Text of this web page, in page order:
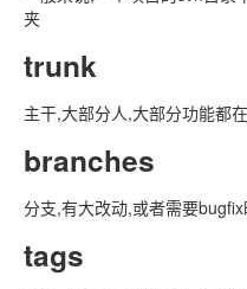
夹
trunk
主干,大部分人,大部分功能都
branches
分支,有大改动,或者需要
tags